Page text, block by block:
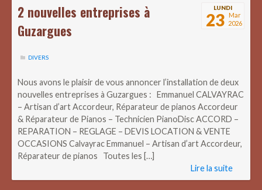
LUNDI
23 Mar
2026
2 nouvelles entreprises à
Guzargues
DIVERS
Nous avons le plaisir de vous annoncer l’installation de deux
nouvelles entreprises à Guzargues : Emmanuel CALVAYRAC
– Artisan d’art Accordeur, Réparateur de pianos Accordeur
& Réparateur de Pianos – Technicien PianoDisc ACCORD –
REPARATION – REGLAGE – DEVIS LOCATION & VENTE
OCCASIONS Calvayrac Emmanuel – Artisan d’art Accordeur,
Réparateur de pianos Toutes les […]
Lire la suite